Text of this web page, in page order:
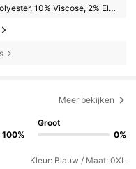
65% Katoen, 23% Polyester, 10% Viscose, 2% Elastaan
Meer bekijken
100%
Groot
0%
Kleur: Blauw / Maat: 0XL